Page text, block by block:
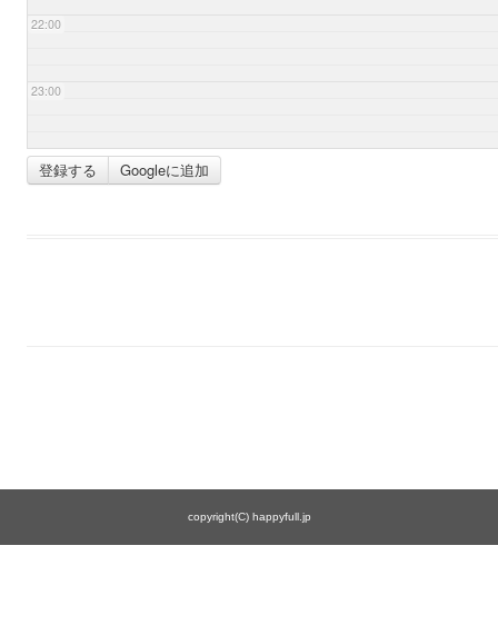
22:00
23:00
登録する Googleに追加
copyright(C) happyfull.jp